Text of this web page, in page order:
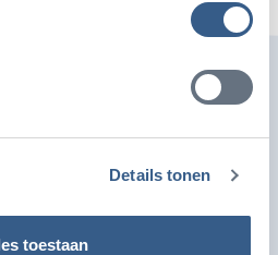
Details tonen
toestaan